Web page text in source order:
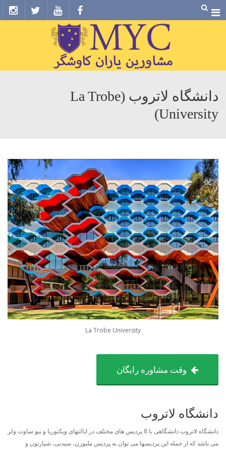
Menu
دانشگاه لاتروب (La Trobe
University)
La Trobe University
وقت مشاوره رایگان
دانشگاه لاتروب
دانشگاه لاتروب دانشگاهی با 8 پردیس های مختلف در ایالتهای ویکتوریا و نیو ساوت ولز
می باشد که از جمله این پردیسها می توان به پردیس ملبورن، سیدنی، شپارتون و